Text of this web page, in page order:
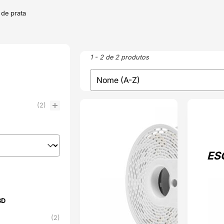
prata
1 - 2 de 2 produtos
sort
Sort content
ENVIO 24H
(2)
(2)